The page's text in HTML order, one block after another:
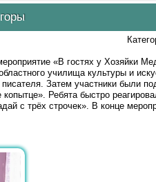
«В гостях у Хозяйки
училища культуры и
Затем участники были
Ребята быстро
с трёх строчек». В конце